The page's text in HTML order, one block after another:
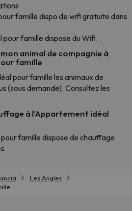
famille dispo de wifi gratuite dans
famille dispose du Wifi.
animal de compagnie à
famille
pour famille les animaux de
(sous demande). Consultez les
à l'Appartement idéal
famille dispose de chauffage
Les Angles